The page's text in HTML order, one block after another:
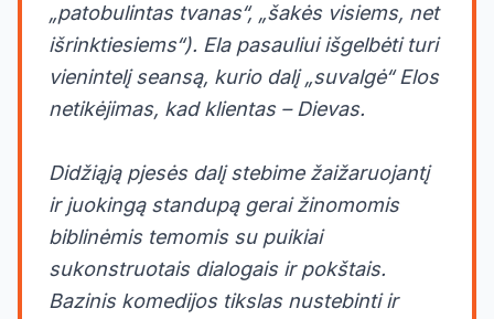
„patobulintas tvanas“, „šakės visiems, net
išrinktiesiems“). Ela pasauliui išgelbėti turi
vienintelį seansą, kurio dalį „suvalgė“ Elos
netikėjimas, kad klientas – Dievas.
Didžiąją pjesės dalį stebime žaižaruojantį
ir juokingą standupą gerai žinomomis
biblinėmis temomis su puikiai
sukonstruotais dialogais ir pokštais.
Bazinis komedijos tikslas nustebinti ir